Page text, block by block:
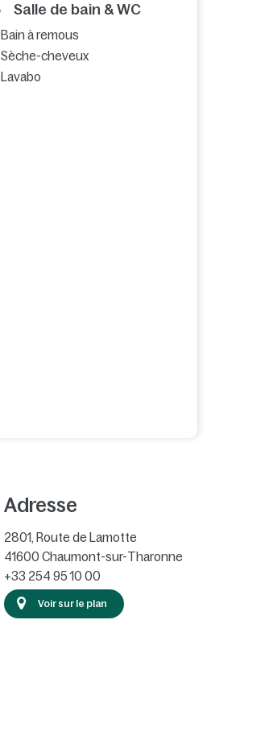
Salle de bain & WC
Bain à remous
Sèche-cheveux
Lavabo
Adresse
2801, Route de Lamotte
41600 Chaumont-sur-Tharonne
+33 254 95 10 00
Voir sur le plan